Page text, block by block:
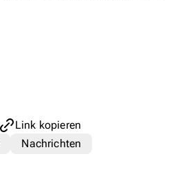
Link kopieren
Nachrichten